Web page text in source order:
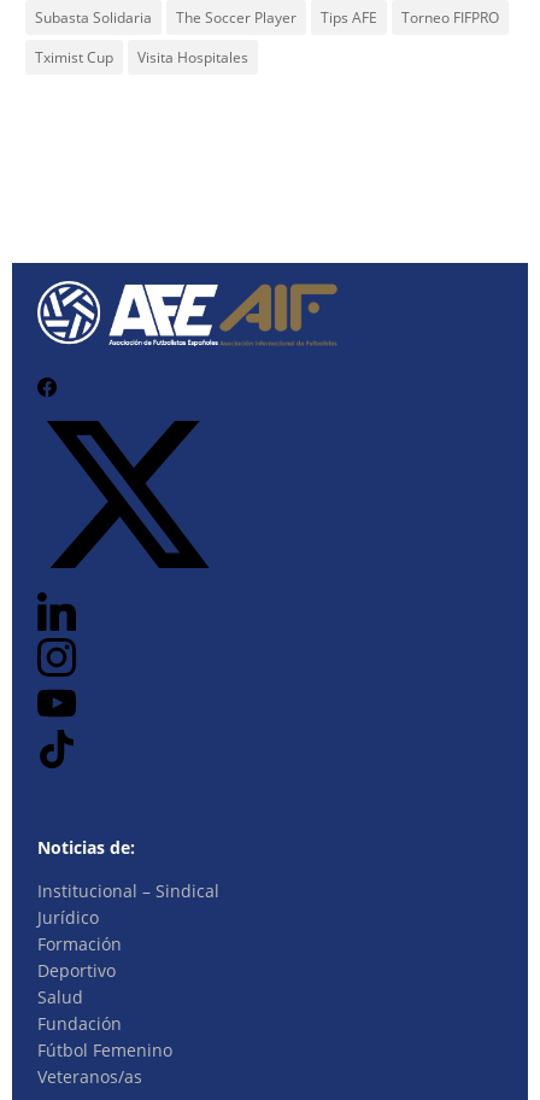
Subasta Solidaria
The Soccer Player Tips AFE
Torneo FIFPRO
Tximist Cup
Visita Hospitales
Noticias de:
Institucional – Sindical
Jurídico
Formación
Deportivo
Salud
Fundación
Fútbol Femenino
Veteranos/as